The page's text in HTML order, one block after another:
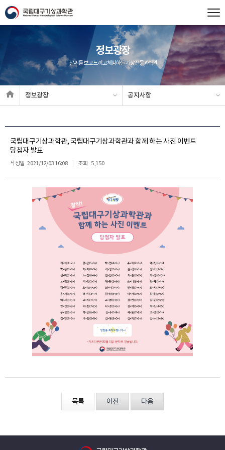
정보광장
날씨를 보고 느끼고 체험하는 기상전문과학관
정보광장 공지사항
국립대구기상과학관, 국립대구기상과학관과 함께 하는 사진 이벤트
당첨자 발표
작성일 2021/12/03 16:08 조회 5,150
목록 이전 다음